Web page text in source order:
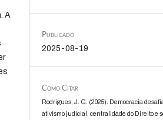
A
Publicado
2025-08-19
Como Citar
Rodrigues, J. G. (2025). Democracia
ativismo judicial, centralidade do Direito e